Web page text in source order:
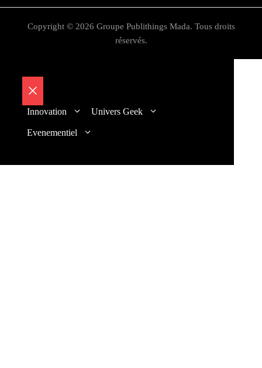
Copyright © 2026 Groupe Publithings Mada. Tous droits
réservés.
Fermer
Innovation Univers Geek
Evenementiel